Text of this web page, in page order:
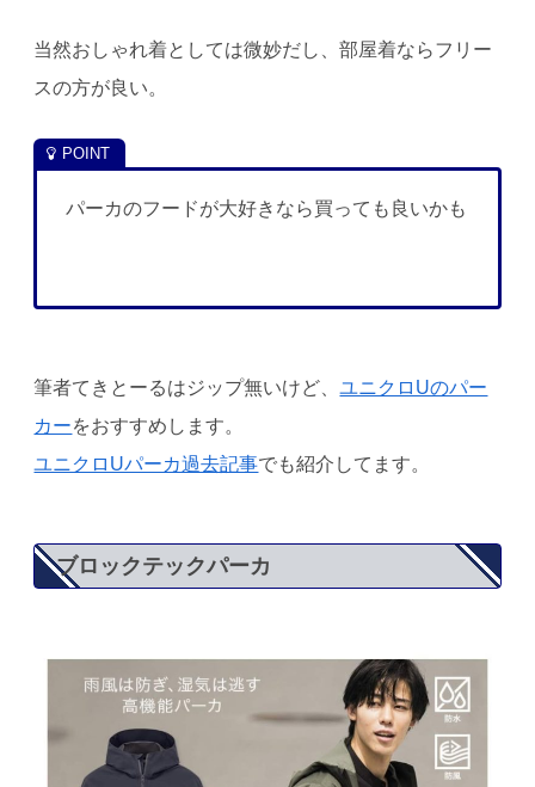
当然おしゃれ着としては微妙だし、部屋着ならフリー
スの方が良い。
パーカのフードが大好きなら買っても良いかも
筆者てきとーるはジップ無いけど、ユニクロUのパー
カーをおすすめします。
ユニクロUパーカ過去記事でも紹介してます。
ブロックテックパーカ